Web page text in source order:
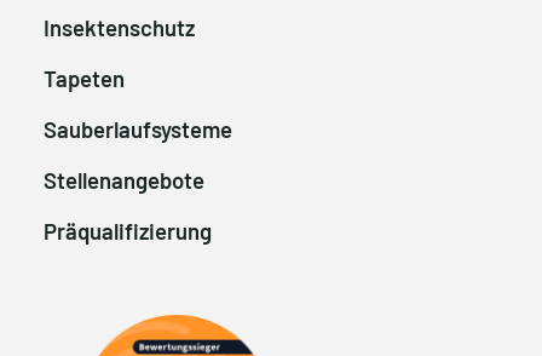
Insektenschutz
Tapeten
Sauberlaufsysteme
Stellenangebote
Präqualifizierung